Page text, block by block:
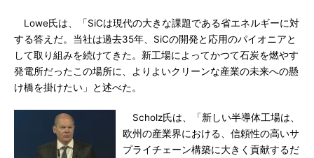
Lowe氏は、「SiCは現代の大きな課題である省エネルギーに対
する答えだ。当社は過去35年、SiCの開発と応用のパイオニアと
して取り組みを続けてきた。新工場によってかつて石炭を燃やす
発電所だったこの場所に、よりよいクリーンな産業の未来への懸
け橋を掛けたい」と述べた。
Scholz氏は、「新しい半導体工場は、
欧州の産業界における、信頼性の高いサ
プライチェーン構築に大きく貢献するだ